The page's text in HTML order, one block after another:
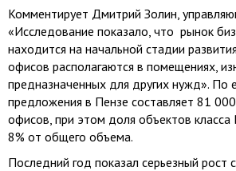
Комментирует Дмитрий Золин,
«Исследование показало, что рынок
находится на начальной стадии
офисов располагаются в помещениях,
предназначенных для других нужд». По
предложения в Пензе составляет 81
офисов, при этом доля объектов класса
8% от общего объема.
Последний год показал серьезный рост